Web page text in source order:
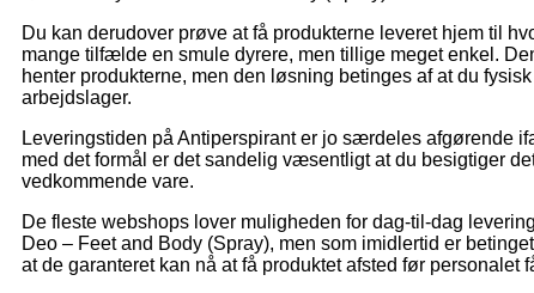
Du kan derudover prøve at få produkterne leveret hjem til
mange tilfælde en smule dyrere, men tillige meget enkel.
henter produkterne, men den løsning betinges af at du
arbejdslager.
Leveringstiden på Antiperspirant er jo særdeles afgørende
med det formål er det sandelig væsentligt at du besigtiger
vedkommende vare.
De fleste webshops lover muligheden for dag-til-dag
Deo – Feet and Body (Spray), men som imidlertid er
at de garanteret kan nå at få produktet afsted før personalet